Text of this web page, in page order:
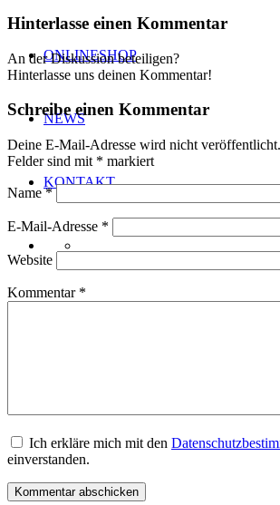
ONLINESHOP
NEWS
KONTAKT
Hinterlasse einen Kommentar
An der Diskussion beteiligen?
Hinterlasse uns deinen Kommentar!
Schreibe einen Kommentar
Deine E-Mail-Adresse wird nicht veröffentlicht.
Felder sind mit * markiert
Name*
E-Mail-Adresse *
Website
Kommentar *
Ich erkläre mich mit den
einverstanden.